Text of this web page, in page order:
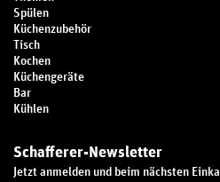
Spülen
Küchenzubehör
Tisch
Kochen
Küchengeräte
Bar
Kühlen
Schafferer-Newsletter
Jetzt anmelden und beim nächsten